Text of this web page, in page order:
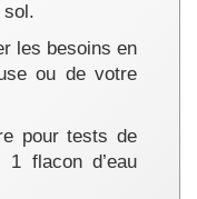
sol.
les besoins en
ou de votre
pour tests de
flacon d’eau